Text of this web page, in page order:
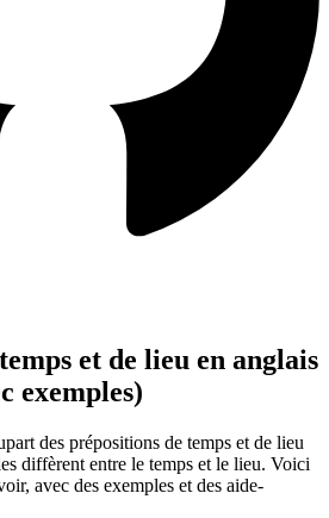
et de lieu en anglais
exemples)
des prépositions de temps et de lieu
diffèrent entre le temps et le lieu. Voici
avec des exemples et des aide-